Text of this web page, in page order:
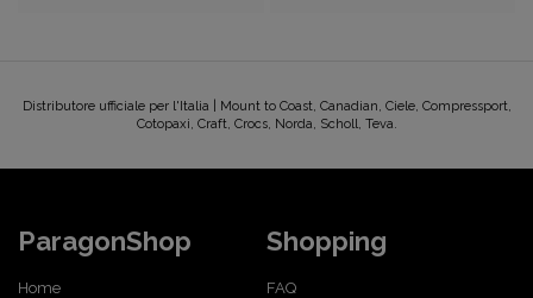
Distributore ufficiale per l'Italia | Mount to Coast, Canadian, Ciele, Compressport,
Cotopaxi, Craft, Crocs, Norda, Scholl, Teva.
ParagonShop
Home
Shopping
FAQ